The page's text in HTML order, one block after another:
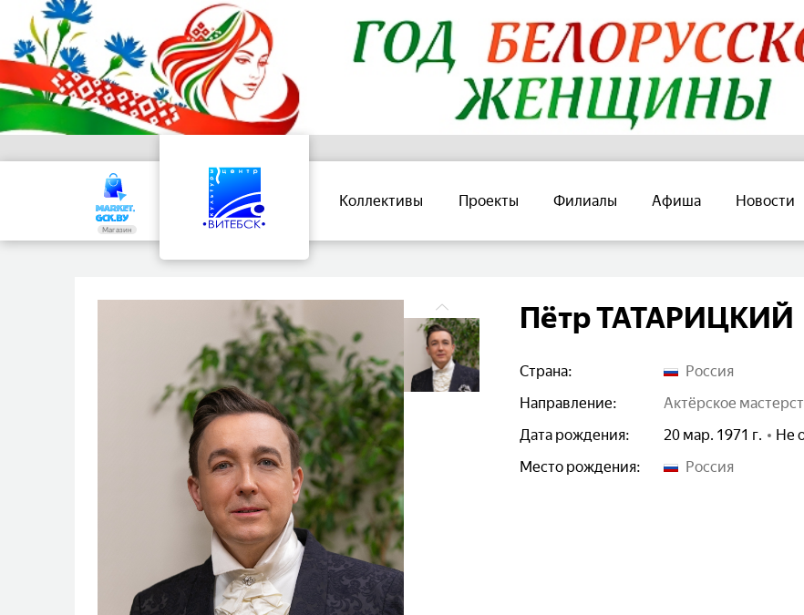
Магазин
Коллективы Проекты Филиалы Афиша Новости
Пётр ТАТАРИЦКИЙ
Страна:
Россия
Направление:
актёрское
Дата рождения:
20 мар. 1971 г. Не
Место рождения:
Россия